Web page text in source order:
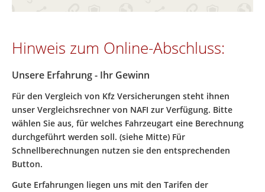
Hinweis zum Online-Abschluss:
Unsere Erfahrung - Ihr Gewinn
Für den Vergleich von Kfz Versicherungen steht ihnen
unser Vergleichsrechner von NAFI zur Verfügung. Bitte
wählen Sie aus, für welches Fahrzeugart eine Berechnung
durchgeführt werden soll. (siehe Mitte) Für
Schnellberechnungen nutzen sie den entsprechenden
Button.
Gute Erfahrungen liegen uns mit den Tarifen der